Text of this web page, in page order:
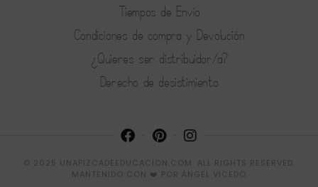
Tiempos de Envío
Condiciones de compra y Devolución
¿Quieres ser distribuidor/a?
Derecho de desistimiento
© 2025 UNAPIZCADEEDUCACION.COM. ALL RIGHTS RESERVED.
MANTENIDO CON ❤️ POR ÁNGEL VICEDO